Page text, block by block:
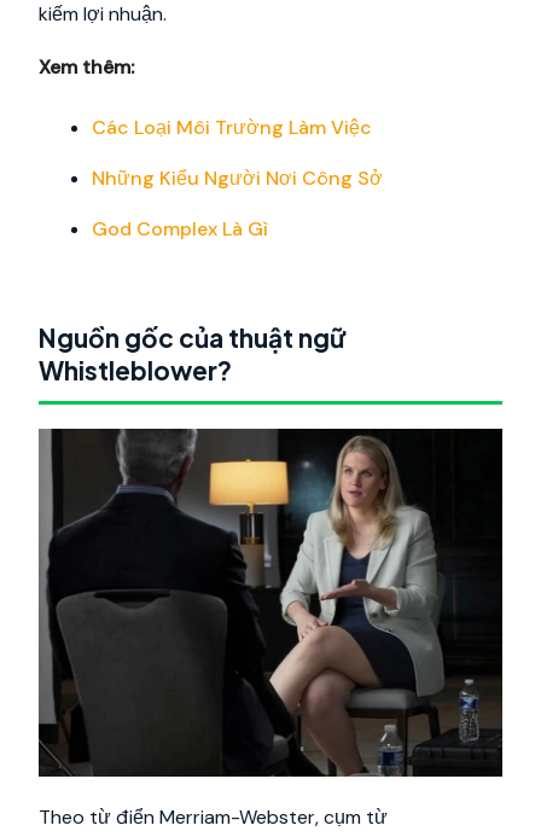
kiếm lợi nhuận.
Xem thêm:
Các Loại Môi Trường Làm Việc
Những Kiểu Người Nơi Công Sở
God Complex Là Gì
Nguồn gốc của thuật ngữ
Whistleblower?
Theo từ điển Merriam-Webster, cụm từ